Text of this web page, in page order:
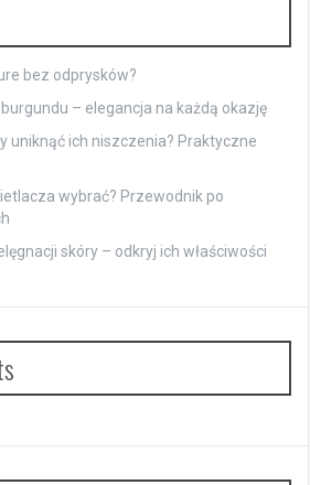
bez odprysków?
– elegancja na każdą okazję
uniknąć ich niszczenia? Praktyczne
wybrać? Przewodnik po
skóry – odkryj ich właściwości